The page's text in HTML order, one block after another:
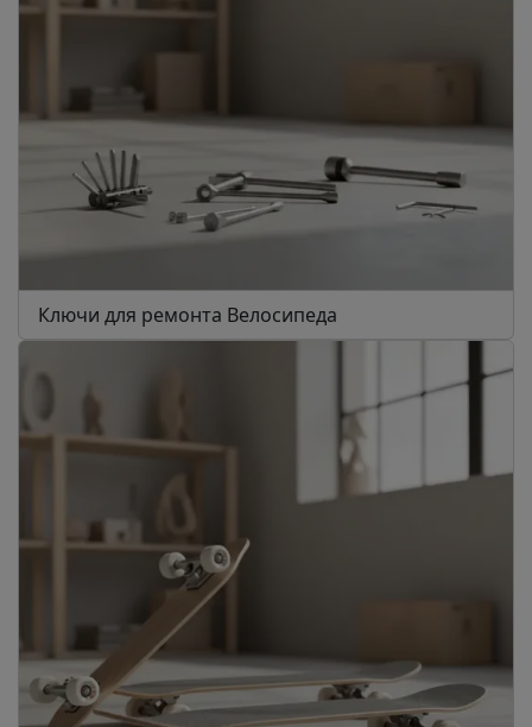
Ключи для ремонта Велосипеда